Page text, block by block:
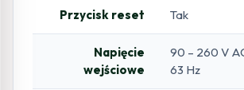
Przycisk reset Tak
Napięcie
wejściowe
90 – 260 V
63 Hz